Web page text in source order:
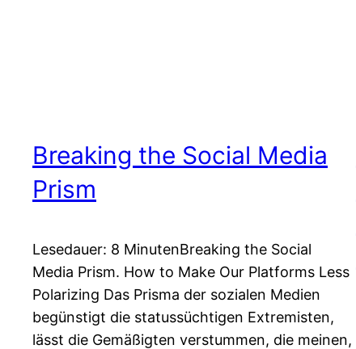
Breaking the Social Media
Prism
Lesedauer: 8 MinutenBreaking the Social
Media Prism. How to Make Our Platforms Less
Polarizing Das Prisma der sozialen Medien
begünstigt die statussüchtigen Extremisten,
lässt die Gemäßigten verstummen, die meinen,